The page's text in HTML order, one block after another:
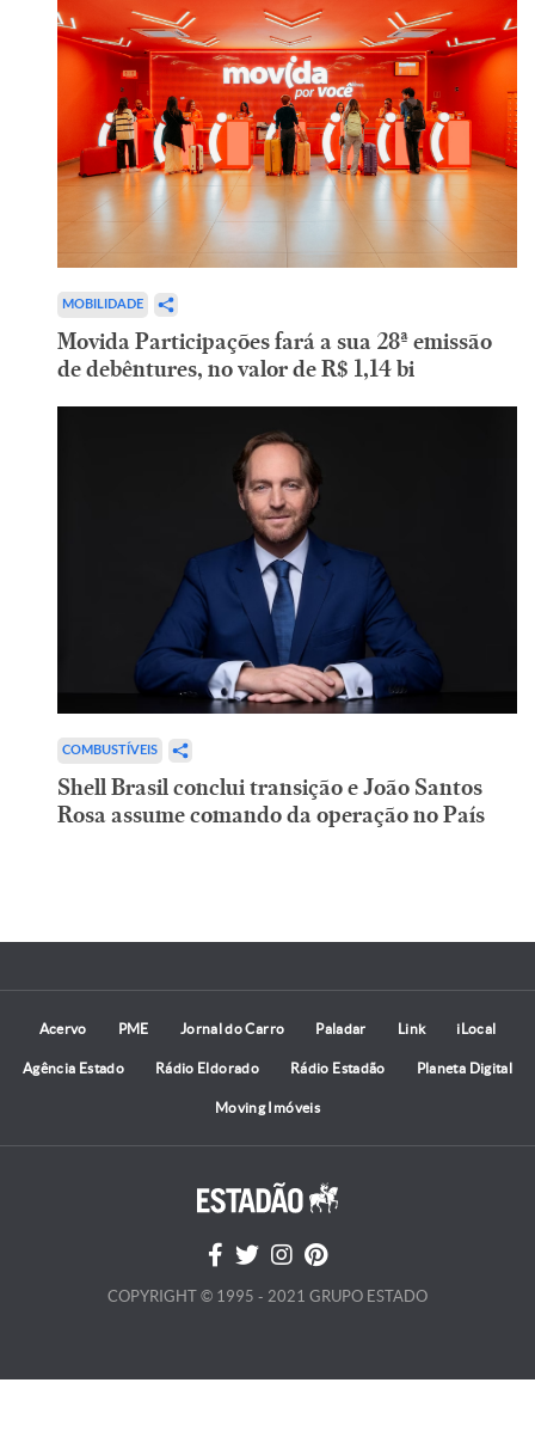
MOBILIDADE
Movida Participações fará a sua 28ª emissão
de debêntures, no valor de R$ 1,14 bi
COMBUSTÍVEIS
Shell Brasil conclui transição e João Santos
Rosa assume comando da operação no País
Acervo PME Jornal do Carro Paladar Link iLocal
Agência Estado Rádio Eldorado Rádio Estadão Planeta Digital
Moving Imóveis
COPYRIGHT © 1995 - 2021 GRUPO ESTADO